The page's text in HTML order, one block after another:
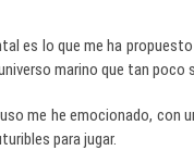
es lo que me ha propuesto
marino que tan poco
me he emocionado, con
para jugar.